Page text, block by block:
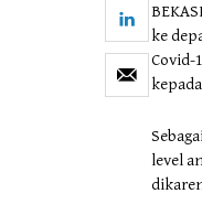
ke
Covid-
level